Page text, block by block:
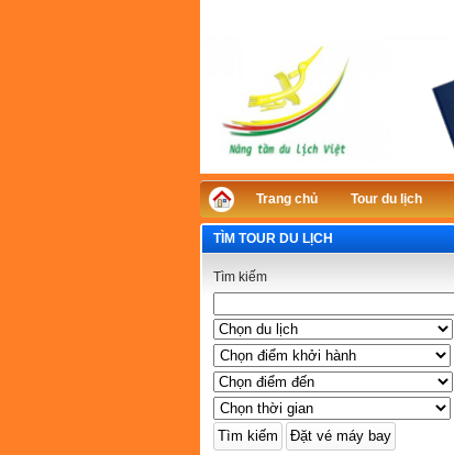
Trang chủ Tour du lịch
TÌM TOUR DU LỊCH
Tìm kiếm